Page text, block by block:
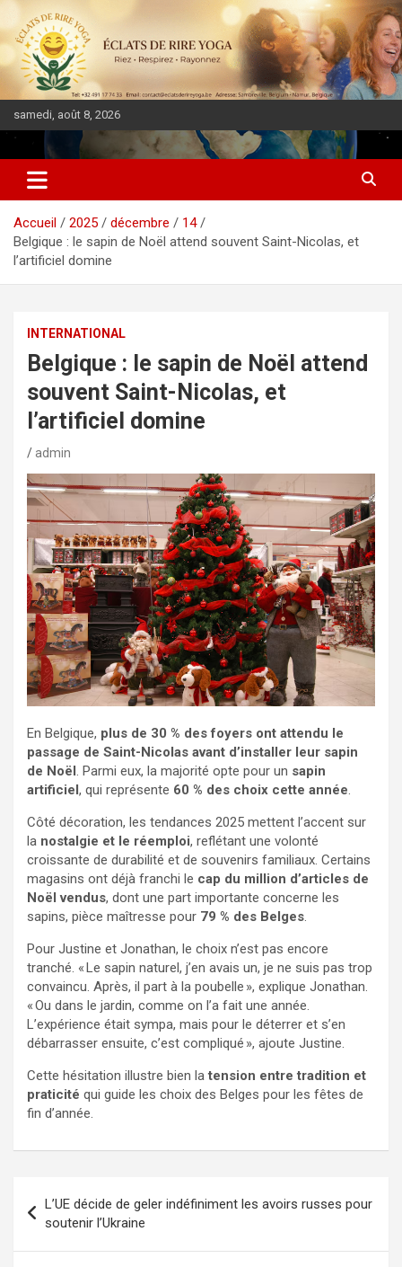
samedi, août 8, 2026
DIASPORA PULSE
Accueil 2025 décembre
14
Belgique : le sapin de Noël attend souvent Saint-Nicolas, et
l’artificiel domine
INTERNATIONAL
Belgique : le sapin de Noël attend
souvent Saint-Nicolas, et
l’artificiel domine
admin
En Belgique, plus de 30 % des foyers ont attendu le
passage de Saint-Nicolas avant d’installer leur sapin
de Noël. Parmi eux, la majorité opte pour un sapin
artificiel, qui représente 60 % des choix cette année.
Côté décoration, les tendances 2025 mettent l’accent sur
la nostalgie et le réemploi, reflétant une volonté
croissante de durabilité et de souvenirs familiaux. Certains
magasins ont déjà franchi le cap du million d’articles de
Noël vendus, dont une part importante concerne les
sapins, pièce maîtresse pour 79 % des Belges.
Pour Justine et Jonathan, le choix n’est pas encore
tranché. « Le sapin naturel, j’en avais un, je ne suis pas trop
convaincu. Après, il part à la poubelle », explique Jonathan.
« Ou dans le jardin, comme on l’a fait une année.
L’expérience était sympa, mais pour le déterrer et s’en
débarrasser ensuite, c’est compliqué », ajoute Justine.
Cette hésitation illustre bien latension entre tradition et
praticité qui guide les choix des Belges pour les fêtes de
fin d’année.
L’UE décide de geler indéfiniment les avoirs russes pour
soutenir l’Ukraine